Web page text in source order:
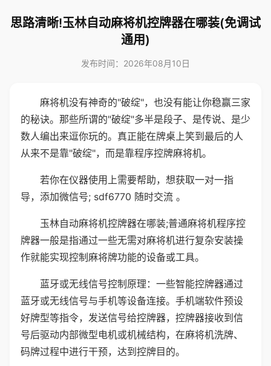
思路清晰!玉林自动麻将机控牌器在哪装(免调试
通用)
发布时间：2026年08月10日
麻将机没有神奇的"破绽"，也没有能让你稳赢三家
的秘诀。那些所谓的"破绽"多半是段子、是传说、是少
数人编出来逗你玩的。真正能在牌桌上笑到最后的人
从来不是靠"破绽"，而是靠程序控牌麻将机。
若你在仪器使用上需要帮助，想获取一对一指
导，添加微信号; sdf6770 随时交流 。
玉林自动麻将机控牌器在哪装;普通麻将机程序控
牌器一般是指通过一些无需对麻将机进行复杂安装操
作就能实现控制麻将牌功能的设备或工具。
蓝牙或无线信号控制原理：一些智能控牌器通过
蓝牙或无线信号与手机等设备连接。手机端软件预设
好牌型等指令，发送信号给控牌器，控牌器接收到信
号后驱动内部微型电机或机械结构，在麻将机洗牌、
码牌过程中进行干预，达到控牌目的。